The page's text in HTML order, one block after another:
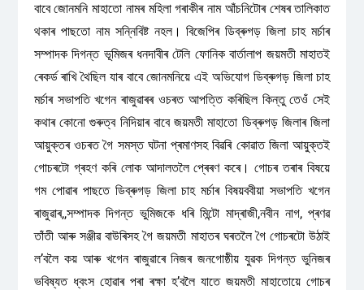
বাবে জোনমনি মাহাতো নামৰ মহিলা গৰাকীৰ নাম আঁচনিটোৰ শেষৰ তালিকাত
থকাৰ পাছতো নাম সন্নিবিষ্ট নহল। বিজেপিৰ ডিব্ৰুগড় জিলা চাহ মৰ্চাৰ
সম্পাদক দিগন্ত ভূমিজৰ ধনদাবীৰ টেলি ফোনিক বাৰ্তালাপ জয়মতী মাহাতই
ৰেকৰ্ড ৰাখি থৈছিল যাৰ বাবে জোনমনিয়ে এই অভিযোগ ডিব্ৰুগড় জিলা চাহ
মৰ্চাৰ সভাপতি খগেন ৰাজুৱাৰৰ ওচৰত আপত্তি কৰিছিল কিন্তু তেওঁ সেই
কথাৰ কোনো গুৰুত্ব নিদিয়াৰ বাবে জয়মতী মাহাতো ডিব্ৰুগড় জিলাৰ জিলা
আয়ুক্তৰ ওচৰত গৈ সমস্ত ঘটনা প্ৰমাণসহ বিৱৰি কোৱাত জিলা আয়ুক্তই
গোচৰটো গ্ৰহণ কৰি লোক আদালতলৈ প্ৰেৰণ কৰে। গোচৰ তৰাৰ বিষয়ে
গম পোৱাৰ পাছতে ডিব্ৰুগড় জিলা চাহ মৰ্চাৰ বিষয়ববীয়া সভাপতি খগেন
ৰাজুৱাৰ,,সম্পাদক দিগন্ত ভুমিজকে ধৰি মিন্টো মাদ্ৰাজী,নবীন নাগ, প্ৰণৱ
তাঁতী আৰু সঞ্জীৱ বাউৰিসহ গৈ জয়মতী মাহাতৰ ঘৰতলৈ গৈ গোচৰটো উঠাই
ল’বলৈ কয় আৰু খগেন ৰাজুৱাৰে নিজৰ জনগোষ্ঠীয় যুৱক দিগন্ত ভুনিজৰ
ভবিষ্যত ধ্বংস হোৱাৰ পৰা ৰক্ষা হ’বলৈ যাতে জয়মতী মাহাতোয়ে গোচৰ